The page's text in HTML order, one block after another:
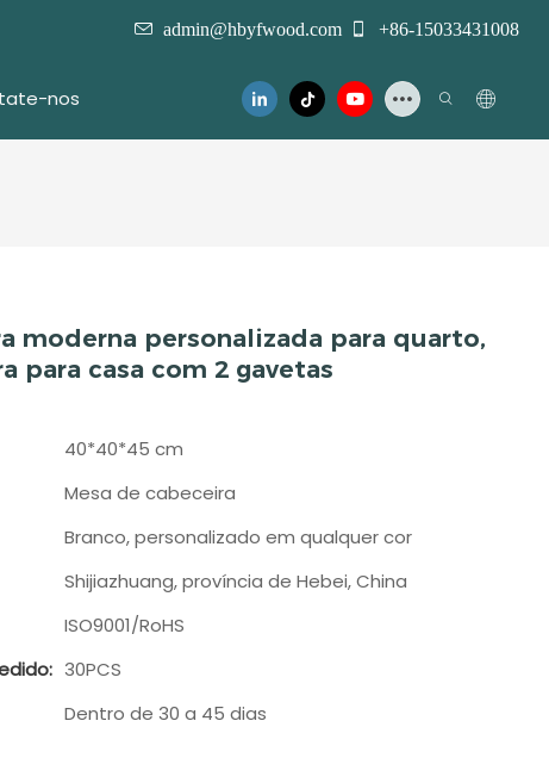
admin@hbyfwood.com +86-15033431008
nos
moderna personalizada para quarto,
para casa com 2 gavetas
40*40*45 cm
Mesa de cabeceira
Branco, personalizado em qualquer cor
Shijiazhuang, província de Hebei, China
ISO9001/RoHS
30PCS
Dentro de 30 a 45 dias